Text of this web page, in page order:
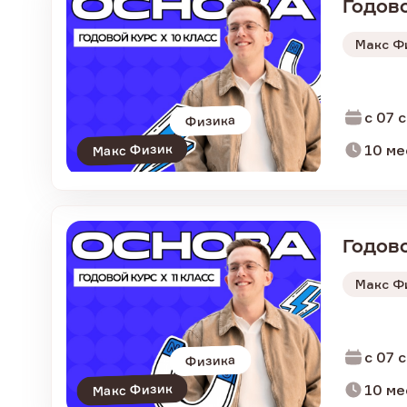
Физика
Макс Физик
Макс
c 07
10
Физика
Макс Физик
Макс
c 07
10